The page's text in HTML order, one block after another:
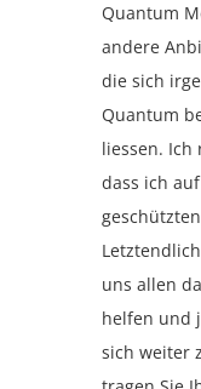
Quantum
andere
die sich
Quantum
liessen. Ich
dass ich
uns allen
helfen und
sich weiter